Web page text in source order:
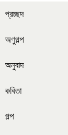
প্রচ্ছদ
অণুগল্প
অনুবাদ
কবিতা
গল্প